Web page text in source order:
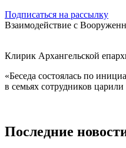
Подписаться на рассылку
Взаимодействие с
Клирик Архангельской
«Беседа состоялась по
в семьях сотрудников
Последние